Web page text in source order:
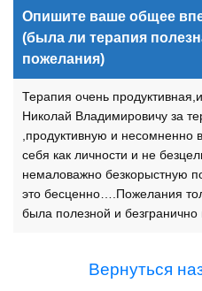
Опишите ваше общее
(была ли терапия
пожелания)
Терапия очень
Николай Владимировичу за
,продуктивную и несомненно
себя как личности и не
немаловажно безкорыстную
это бесценно….Пожелания
была полезной и безгранично
Вернуться